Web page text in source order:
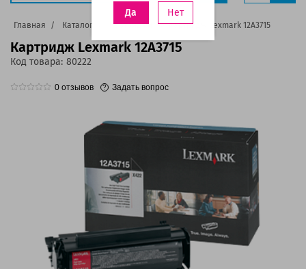
Да Нет
Главная Каталог Картриджи Картридж Lexmark 12A3715
Картридж Lexmark 12A3715
Код товара: 80222
0 отзывов Задать вопрос